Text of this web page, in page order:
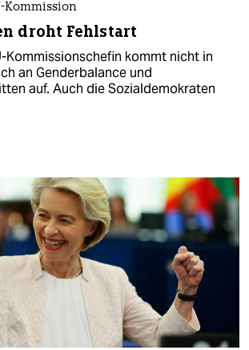
Kommission
droht Fehlstart
Kommissionschefin kommt nicht in
an Genderbalance und
auf. Auch die Sozialdemokraten